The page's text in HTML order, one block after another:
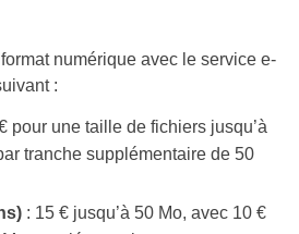
numérique avec le service e-
:
pour une taille de fichiers jusqu’à
tranche supplémentaire de 50
: 15 € jusqu’à 50 Mo, avec 10 €